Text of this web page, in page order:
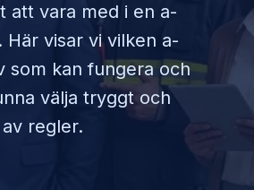
att vara med i en a-
visar vi vilken a-
som kan fungera och
välja tryggt och
regler.